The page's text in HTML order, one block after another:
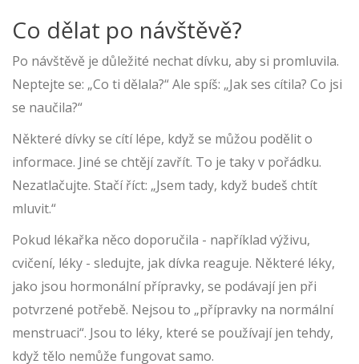
Co dělat po návštěvě?
Po návštěvě je důležité nechat dívku, aby si promluvila.
Neptejte se: „Co ti dělala?“ Ale spíš: „Jak ses cítila? Co jsi
se naučila?“
Některé dívky se cítí lépe, když se můžou podělit o
informace. Jiné se chtějí zavřít. To je taky v pořádku.
Nezatlačujte. Stačí říct: „Jsem tady, když budeš chtít
mluvit.“
Pokud lékařka něco doporučila - například výživu,
cvičení, léky - sledujte, jak dívka reaguje. Některé léky,
jako jsou hormonální přípravky, se podávají jen při
potvrzené potřebě. Nejsou to „přípravky na normální
menstruaci“. Jsou to léky, které se používají jen tehdy,
když tělo nemůže fungovat samo.